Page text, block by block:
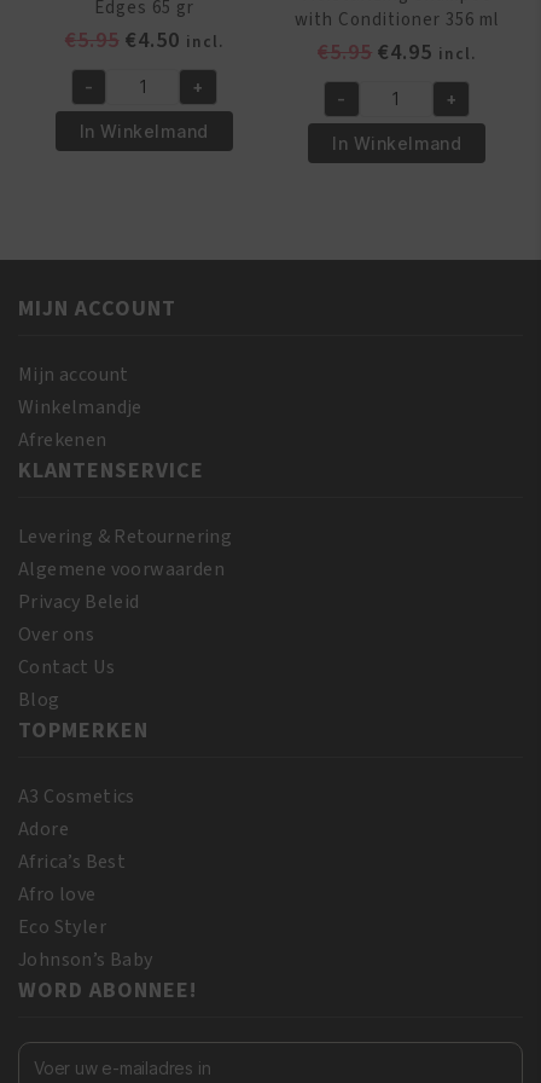
Edges 65 gr
€5.95 Oorspronkelijke
was:
€5.95.
€4.50Huidige
prijs
is:
€4.50.
incl.
African
Pride
Olive
65
- +
In Winkelmand
with Conditioner 356 ml
€5.95
was:
€5.95.
€4.95 Huidige
prijs
is:
€4.95.
incl.
Africas
Best
Moisturizing
Conditioner
- +
In Winkelmand
MIJN ACCOUNT
Mijn account
Winkelmandje
Afrekenen
KLANTENSERVICE
Levering & Retournering
Algemene voorwaarden
Privacy Beleid
Over ons
Contact Us
Blog
TOPMERKEN
A3 Cosmetics
Adore
Africa’s Best
Afro love
Eco Styler
Johnson’s Baby
WORD ABONNEE!